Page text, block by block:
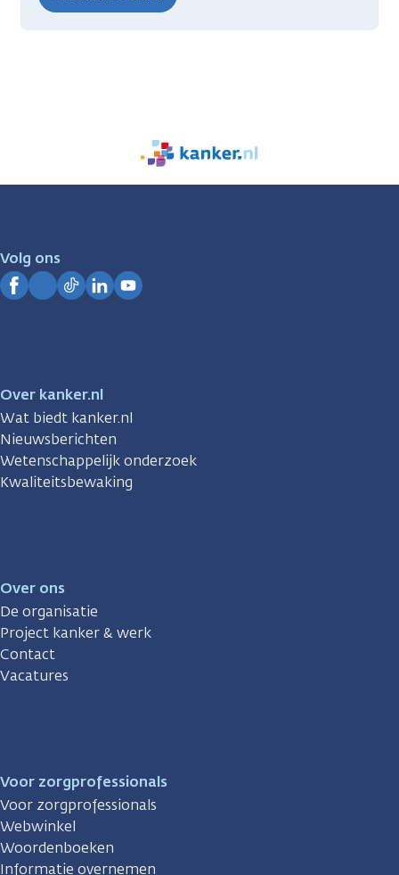
We
zijn
Volg ons
Over kanker.nl
Wat biedt kanker.nl
Nieuwsberichten
Wetenschappelijk onderzoek
Kwaliteitsbewaking
Over ons
De organisatie
Project kanker & werk
Contact
Vacatures
Voor zorgprofessionals
Voor zorgprofessionals
Webwinkel
Woordenboeken
Informatie overnemen